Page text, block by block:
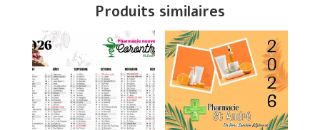
Produits similaires